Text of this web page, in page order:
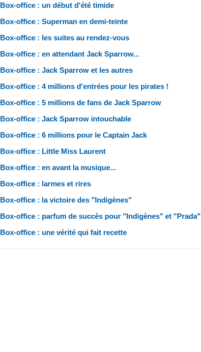
Box-office : un début d'été timide
Box-office : Superman en demi-teinte
Box-office : les suites au rendez-vous
Box-office : en attendant Jack Sparrow...
Box-office : Jack Sparrow et les autres
Box-office : 4 millions d'entrées pour les pirates !
Box-office : 5 millions de fans de Jack Sparrow
Box-office : Jack Sparrow intouchable
Box-office : 6 millions pour le Captain Jack
Box-office : Little Miss Laurent
Box-office : en avant la musique...
Box-office : larmes et rires
Box-office : la victoire des "Indigènes"
Box-office : parfum de succès pour "Indigènes" et "Prada"
Box-office : une vérité qui fait recette